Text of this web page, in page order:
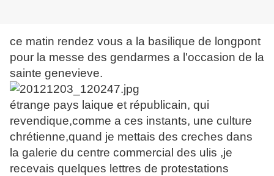
ce matin rendez vous a la basilique de longpont
pour la messe des gendarmes a l'occasion de la
sainte genevieve.
étrange pays laique et républicain, qui
revendique,comme a ces instants, une culture
chrétienne,quand je mettais des creches dans
la galerie du centre commercial des ulis ,je
recevais quelques lettres de protestations